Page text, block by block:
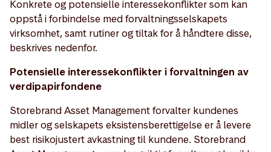
Konkrete og potensielle interessekonflikter som kan
oppstå i forbindelse med forvaltningsselskapets
virksomhet, samt rutiner og tiltak for å håndtere disse,
beskrives nedenfor.
Potensielle interessekonflikter i forvaltningen av
verdipapirfondene
Storebrand Asset Management forvalter kundenes
midler og selskapets eksistensberettigelse er å levere
best risikojustert avkastning til kundene. Storebrand